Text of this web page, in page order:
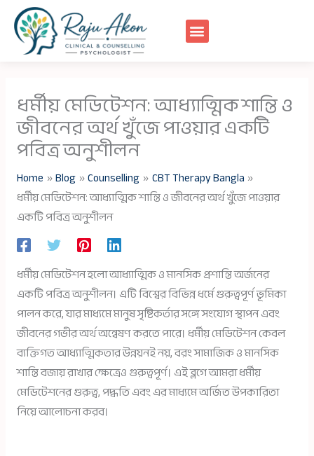
content
ধর্মীয় মেডিটেশন: আধ্যাত্মিক শান্তি ও
জীবনের অর্থ খুঁজে পাওয়ার একটি
পবিত্র অনুশীলন
Home Blog Counselling
CBT Therapy Bangla
ধর্মীয় মেডিটেশন: আধ্যাত্মিক শান্তি ও জীবনের অর্থ খুঁজে পাওয়ার
একটি পবিত্র অনুশীলন
ধর্মীয় মেডিটেশন হলো আধ্যাত্মিক ও মানসিক প্রশান্তি অর্জনের
একটি পবিত্র অনুশীলন। এটি বিশ্বের বিভিন্ন ধর্মে গুরুত্বপূর্ণ ভূমিকা
পালন করে, যার মাধ্যমে মানুষ সৃষ্টিকর্তার সঙ্গে সংযোগ স্থাপন এবং
জীবনের গভীর অর্থ অন্বেষণ করতে পারে। ধর্মীয় মেডিটেশন কেবল
ব্যক্তিগত আধ্যাত্মিকতার উন্নয়নই নয়, বরং সামাজিক ও মানসিক
শান্তি বজায় রাখার ক্ষেত্রেও গুরুত্বপূর্ণ। এই ব্লগে আমরা ধর্মীয়
মেডিটেশনের গুরুত্ব, পদ্ধতি এবং এর মাধ্যমে অর্জিত উপকারিতা
নিয়ে আলোচনা করব।